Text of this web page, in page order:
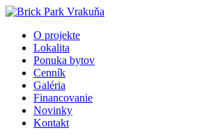
O projekte
Lokalita
Ponuka bytov
Cenník
Galéria
Financovanie
Novinky
Kontakt